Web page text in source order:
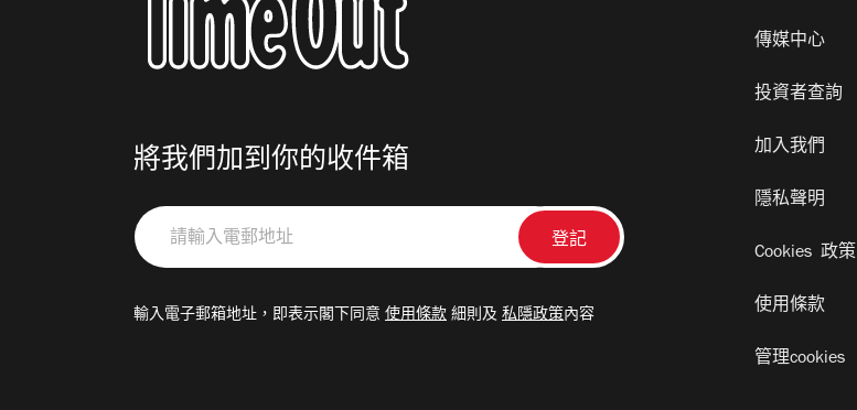
將我們加到你的收件箱
請
輸
郵
輸入電子郵箱地址，即表示閣下同意 使用條款 細則及 私隱政策內容
傳媒中心
投資者查詢
加入我們
隱私聲明
Cookies 政策
使用條款
管理cookies